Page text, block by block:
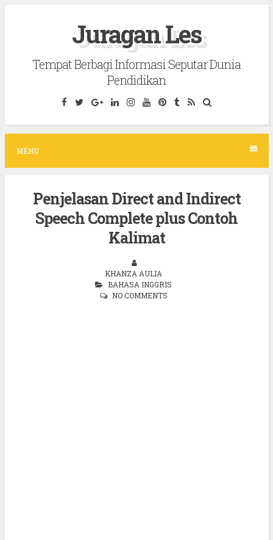
c
Juragan Les
Tempat Berbagi Informasi Seputar Dunia
Pendidikan
MENU
Penjelasan Direct and Indirect
Speech Complete plus Contoh
Kalimat
KHANZA AULIA
BAHASA INGGRIS
NO COMMENTS